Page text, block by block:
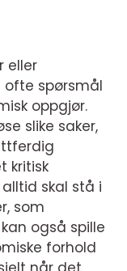
eller
spørsmål
oppgjør.
slike saker,
kritisk
skal stå i
som
også spille
forhold